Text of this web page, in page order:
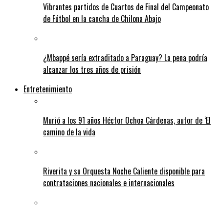
Vibrantes partidos de Cuartos de Final del Campeonato
de Fútbol en la cancha de Chilona Abajo
¿Mbappé sería extraditado a Paraguay? La pena podría
alcanzar los tres años de prisión
Entretenimiento
Murió a los 91 años Héctor Ochoa Cárdenas, autor de ‘El
camino de la vida
Riverita y su Orquesta Noche Caliente disponible para
contrataciones nacionales e internacionales